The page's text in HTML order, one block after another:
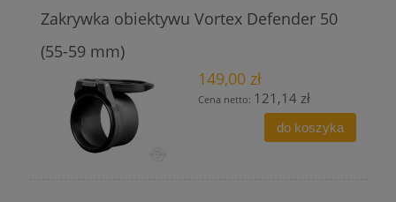
Zakrywka obiektywu Vortex Defender 50
(55-59 mm)
149,00 zł
Cena netto: 121,14 zł
do koszyka